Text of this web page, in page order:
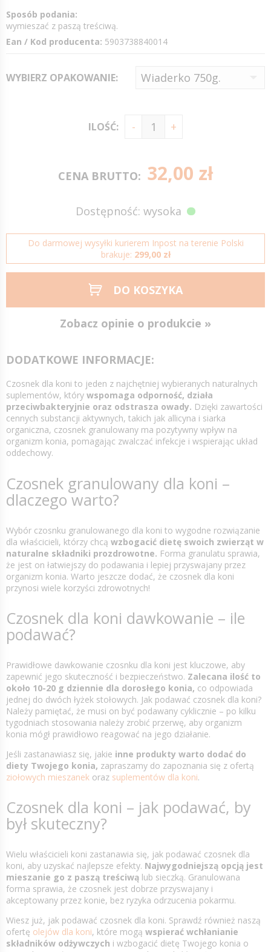
Sposób podania:
wymieszać z paszą treściwą.
Ean / Kod producenta: 5903738840014
WYBIERZ OPAKOWANIE:
ILOŚĆ:
CENA BRUTTO: 32,00 zł
Dostępność: wysoka
Do darmowej wysyłki kurierem Inpost na terenie Polski
brakuje: 299,00 zł
DO KOSZYKA
Zobacz opinie o produkcie »
DODATKOWE INFORMACJE:
Czosnek dla koni to jeden z najchętniej wybieranych naturalnych
suplementów, który wspomaga odporność, działa
przeciwbakteryjnie oraz odstrasza owady. Dzięki zawartości
cennych substancji aktywnych, takich jak allicyna i siarka
organiczna, czosnek granulowany ma pozytywny wpływ na
organizm konia, pomagając zwalczać infekcje i wspierając układ
oddechowy.
Czosnek granulowany dla koni –
dlaczego warto?
Wybór czosnku granulowanego dla koni to wygodne rozwiązanie
dla właścicieli, którzy chcą wzbogacić dietę swoich zwierząt w
naturalne składniki prozdrowotne. Forma granulatu sprawia,
że jest on łatwiejszy do podawania i lepiej przyswajany przez
organizm konia. Warto jeszcze dodać, że czosnek dla koni
przynosi wiele korzyści zdrowotnych!
Czosnek dla koni dawkowanie – ile
podawać?
Prawidłowe dawkowanie czosnku dla koni jest kluczowe, aby
zapewnić jego skuteczność i bezpieczeństwo. Zalecana ilość to
około 10-20 g dziennie dla dorosłego konia, co odpowiada
jednej do dwóch łyżek stołowych. Jak podawać czosnek dla koni?
Należy pamiętać, że musi on być podawany cyklicznie – po kilku
tygodniach stosowania należy zrobić przerwę, aby organizm
konia mógł prawidłowo reagować na jego działanie.
Jeśli zastanawiasz się, jakie inne produkty warto dodać do
diety Twojego konia, zapraszamy do zapoznania się z ofertą
ziołowych mieszanek oraz suplementów dla koni.
Czosnek dla koni – jak podawać, by
był skuteczny?
Wielu właścicieli koni zastanawia się, jak podawać czosnek dla
koni, aby uzyskać najlepsze efekty. Najwygodniejszą opcją jest
mieszanie go z paszą treściwą lub sieczką. Granulowana
forma sprawia, że czosnek jest dobrze przyswajany i
akceptowany przez konie, bez ryzyka odrzucenia pokarmu.
Wiesz już, jak podawać czosnek dla koni. Sprawdź również naszą
ofertę olejów dla koni, które mogą wspierać wchłanianie
składników odżywczych i wzbogacić dietę Twojego konia o